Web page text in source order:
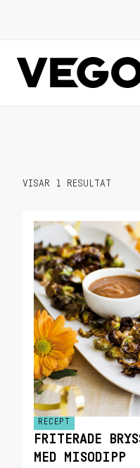
VISAR 1 RESULTAT
RECEPT
FRITERADE
MED MISODIPP